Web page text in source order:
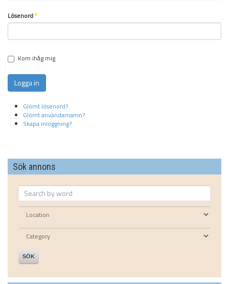
Lösenord*
Kom ihåg mig
Logga in
Glömt lösenord?
Glömt användarnamn?
Skapa inloggning?
Sök annons
SÖK